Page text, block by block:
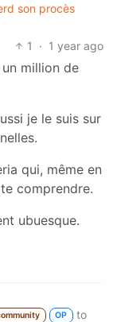
son procès
1
· 1 year ago
million de
je le suis sur
qui, même en
comprendre.
ubuesque.
OP
to